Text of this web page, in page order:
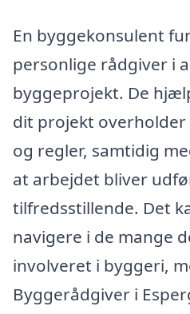
En byggekonsulent
personlige rådgiver i
byggeprojekt. De
dit projekt overholder
og regler, samtidig
at arbejdet bliver
tilfredsstillende. Det
navigere i de mange
involveret i byggeri,
Byggerådgiver i